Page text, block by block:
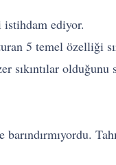
ediyor.
5 temel özelliği
sıkıntılar